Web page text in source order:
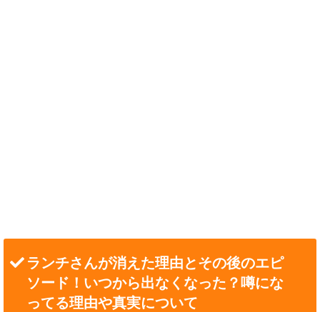
ランチさんが消えた理由とその後のエピ
ソード！いつから出なくなった？噂にな
ってる理由や真実について